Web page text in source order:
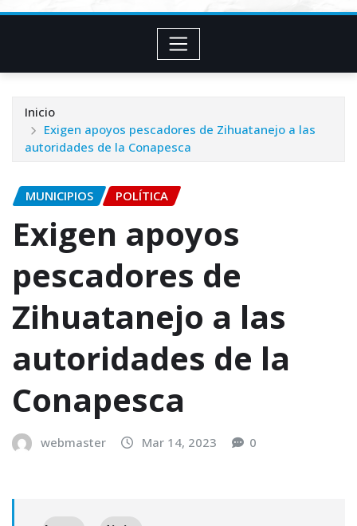
Inicio
Exigen apoyos pescadores de Zihuatanejo a las
autoridades de la Conapesca
MUNICIPIOS POLÍTICA
Exigen apoyos
pescadores de
Zihuatanejo a las
autoridades de la
Conapesca
webmaster Mar 14, 2023 0